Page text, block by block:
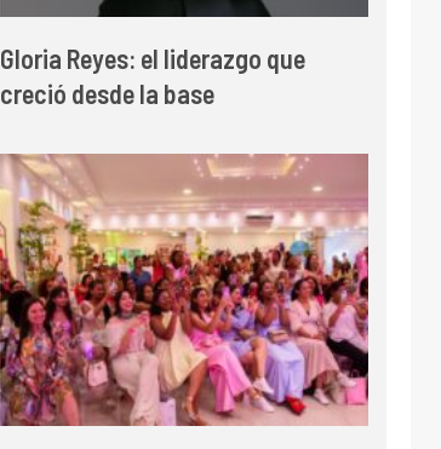
Gloria Reyes: el liderazgo que
creció desde la base